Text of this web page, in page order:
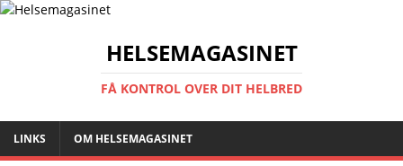
HELSEMAGASINET
FÅ KONTROL OVER DIT HELBRED
LINKS OM HELSEMAGASINET